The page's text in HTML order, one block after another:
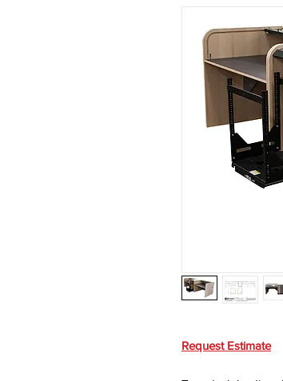
Request Estimate